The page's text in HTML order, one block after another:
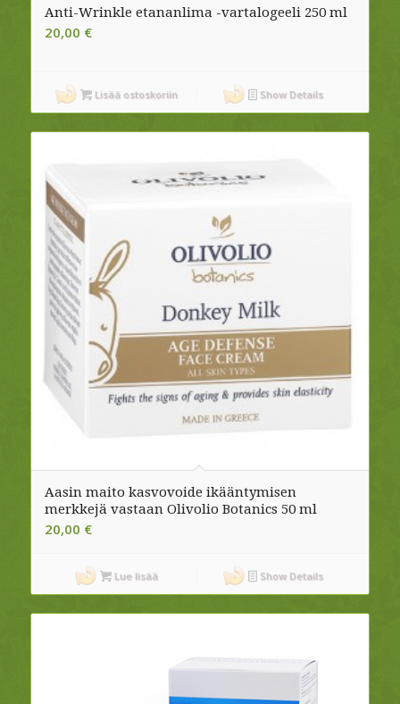
Anti-Wrinkle etananlima -vartalogeeli 250 ml
20,00 €
Lisää ostoskoriin Show Details
Aasin maito kasvovoide ikääntymisen
merkkejä vastaan Olivolio Botanics 50 ml
20,00 €
Lue lisää Show Details